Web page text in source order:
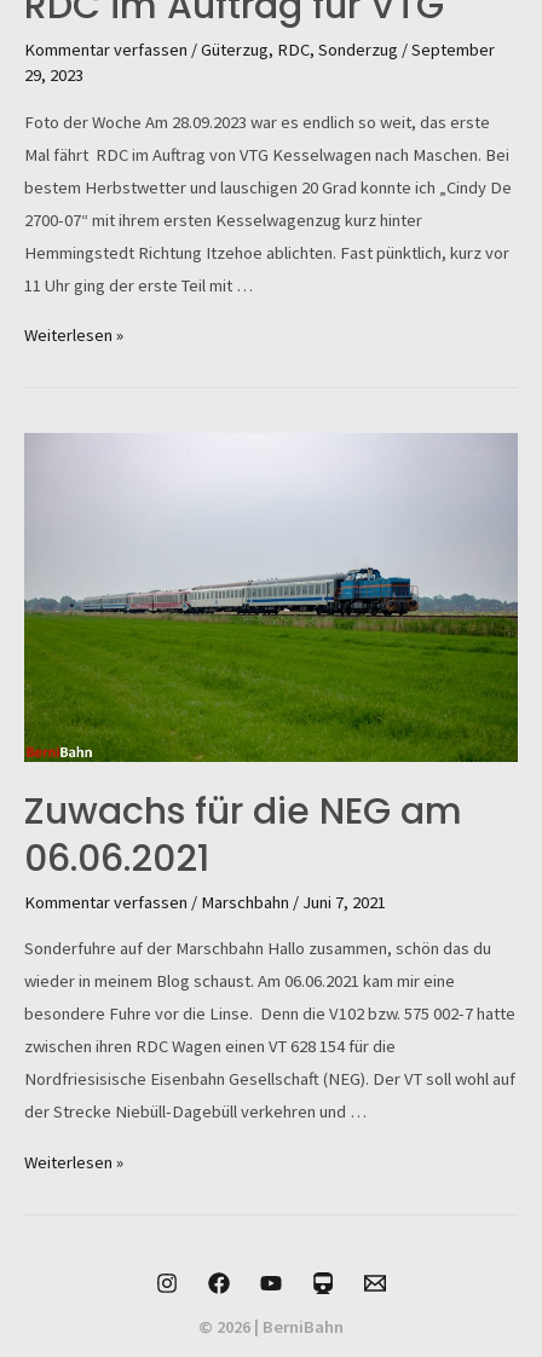
Kommentar verfassen /Güterzug, RDC, Sonderzug /September
29, 2023
Foto der Woche Am 28.09.2023 war es endlich so weit, das erste
Mal fährt RDC im Auftrag von VTG Kesselwagen nach Maschen. Bei
bestem Herbstwetter und lauschigen 20 Grad konnte ich „Cindy De
2700-07“ mit ihrem ersten Kesselwagenzug kurz hinter
Hemmingstedt Richtung Itzehoe ablichten. Fast pünktlich, kurz vor
11 Uhr ging der erste Teil mit …
RDC
für
Weiterlesen »
Zuwachs für die NEG am
06.06.2021
Kommentar verfassen / Marschbahn / Juni 7, 2021
Sonderfuhre auf der Marschbahn Hallo zusammen, schön das du
wieder in meinem Blog schaust. Am 06.06.2021 kam mir eine
besondere Fuhre vor die Linse. Denn die V102 bzw. 575 002-7 hatte
zwischen ihren RDC Wagen einen VT 628 154 für die
Nordfriesisische Eisenbahn Gesellschaft (NEG). Der VT soll wohl auf
der Strecke Niebüll-Dagebüll verkehren und …
Zuwachs
Weiterlesen »
© 2026 | BerniBahn